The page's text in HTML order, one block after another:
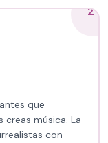
2
que
música. La
con